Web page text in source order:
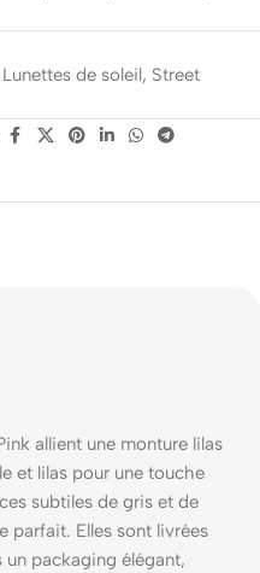
Lunettes de soleil , Street
allient une monture lilas
et lilas pour une touche
subtiles de gris et de
parfait. Elles sont livrées
packaging élégant,